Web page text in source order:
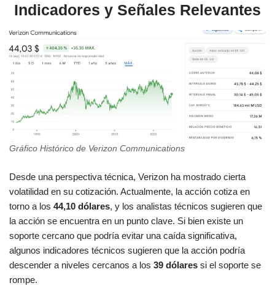
Indicadores y Señales Relevantes
Gráfico Histórico de Verizon Communications
Desde una perspectiva técnica, Verizon ha mostrado cierta
volatilidad en su cotización. Actualmente, la acción cotiza en
torno a los 44,10 dólares, y los analistas técnicos sugieren que
la acción se encuentra en un punto clave. Si bien existe un
soporte cercano que podría evitar una caída significativa,
algunos indicadores técnicos sugieren que la acción podría
descender a niveles cercanos a los 39 dólares si el soporte se
rompe​.